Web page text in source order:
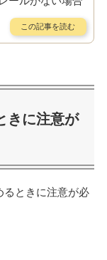
きに注意が
るときに注意が必